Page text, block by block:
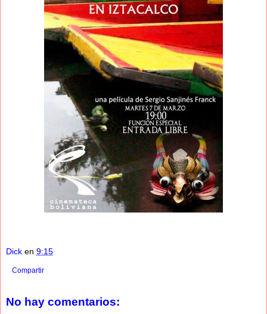
Dick en 9:15
Compartir
No hay comentarios: